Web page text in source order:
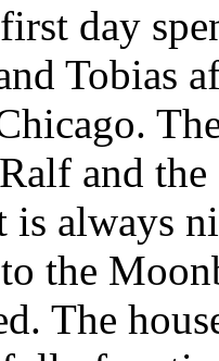
day
Tobias
and
is always
the
The